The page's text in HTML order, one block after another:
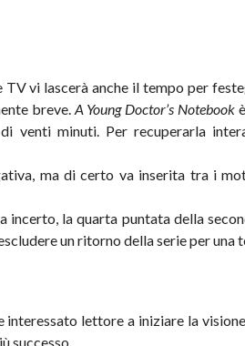
TV vi lascerà anche il tempo per
breve. A Young Doctor’s Notebook
venti minuti. Per recuperarla
ma di certo va inserita tra i
la quarta puntata della
un ritorno della serie per una
lettore a iniziare la
successo.